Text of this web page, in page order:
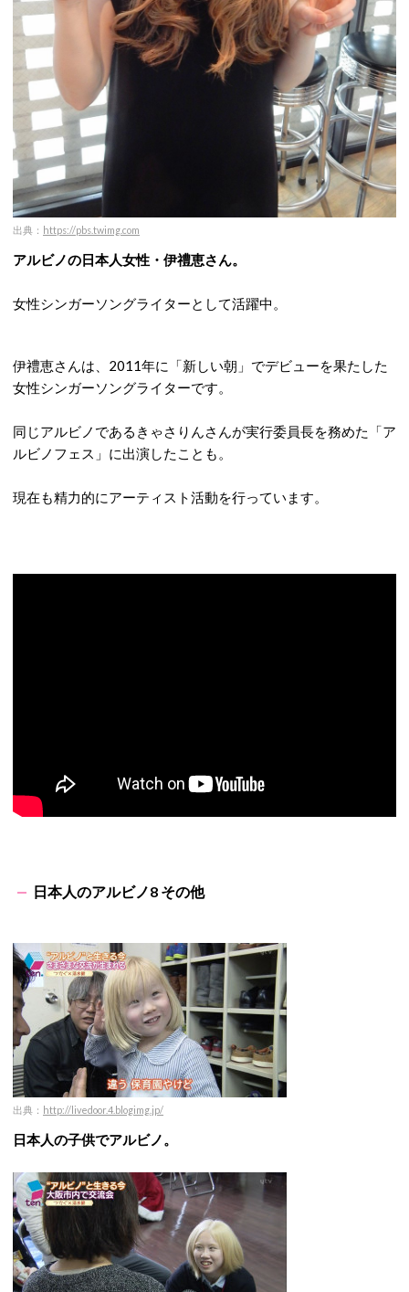
出典： https://pbs.twimg.com
アルビノの日本人女性・伊禮恵さん。
女性シンガーソングライターとして活躍中。
伊禮恵さんは、2011年に「新しい朝」でデビューを果たした
女性シンガーソングライターです。
同じアルビノであるきゃさりんさんが実行委員長を務めた「ア
ルビノフェス」に出演したことも。
現在も精力的にアーティスト活動を行っています。
日本人のアルビノ8 その他
出典： http://livedoor.4.blogimg.jp/
日本人の子供でアルビノ。